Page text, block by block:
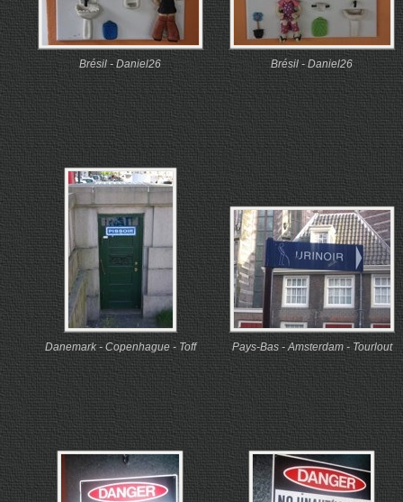
Brésil - Daniel26 Brésil - Daniel26
Danemark - Copenhague - Toff Pays-Bas - Amsterdam - Tourlout